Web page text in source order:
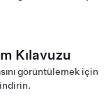
- Avrupa
- Orta Doğu
- Tayvan
- Tayvan (台灣)
Kılavuzu -
- Avrupa
- Avrupa
- Avrupa
(English)
文)
中文)
Kılavuzu
görüntülemek için